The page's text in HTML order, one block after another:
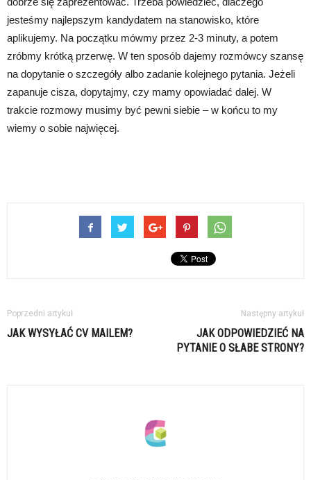
jesteśmy najlepszym kandydatem na stanowisko, które
aplikujemy. Na początku mówmy przez 2-3 minuty, a potem
zróbmy krótką przerwę. W ten sposób dajemy rozmówcy szansę
na dopytanie o szczegóły albo zadanie kolejnego pytania. Jeżeli
zapanuje cisza, dopytajmy, czy mamy opowiadać dalej. W
trakcie rozmowy musimy być pewni siebie – w końcu to my
wiemy o sobie najwięcej.
Poprzedni artykuł
JAK WYSYŁAĆ CV MAILEM?
Następny artykuł
JAK ODPOWIEDZIEĆ NA
PYTANIE O SŁABE STRONY?